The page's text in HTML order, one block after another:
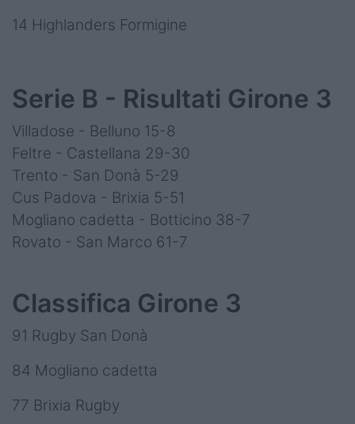
14 Highlanders Formigine
Serie B - Risultati Girone 3
Villadose - Belluno 15-8
Feltre - Castellana 29-30
Trento - San Donà 5-29
Cus Padova - Brixia 5-51
Mogliano cadetta - Botticino 38-7
Rovato - San Marco 61-7
Classifica Girone 3
91 Rugby San Donà
84 Mogliano cadetta
77 Brixia Rugby